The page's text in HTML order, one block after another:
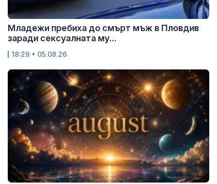
Младежи пребиха до смърт мъж в Пловдив
заради сексуалната му...
18:29 • 05.08.26